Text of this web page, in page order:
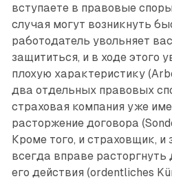
вступаете в правовые
случая могут возникнуть
работодатель увольняет
защититься, и в ходе этого
плохую характеристику
два отдельных правовых
страховая компания уже
расторжение договора
Кроме того, и страховщик, и
всегда вправе расторгнуть
его действия (ordentliches